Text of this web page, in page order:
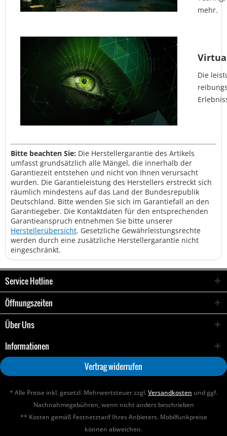
mehr.
Die
Bitte beachten Sie: Die Herstellergarantie des Artikels
umfasst grundsätzlich alle Mängel, die innerhalb der
Garantiezeit entstehen und nicht von Ihnen verursacht
wurden. Die Garantieleistung des Herstellers erstreckt sich
räumlich mindestens auf das Land der Bundesrepublik
Deutschland. Bitte wenden Sie sich im Garantiefall an den
Garantiegeber. Die Kontaktdaten für den entsprechenden
Garantieanspruch entnehmen Sie bitte unserer
Herstellerübersicht. Gesetzliche Gewährleistungsrechte
werden durch eine zusätzliche Herstellergarantie nicht
eingeschränkt.
Service Hotline
Öffnungszeiten
Über Uns
Informationen
Vertrag widerrufen
* Alle Preise inkl. gesetzl. Mehrwertsteuer zzgl.Versandkosten und ggf.
Nachnahmegebühren, wenn nicht anders beschrieben
** Kosten gemäß Festnetztarif Ihres Anbieters. Mobilfunkpreise
können abweichen.